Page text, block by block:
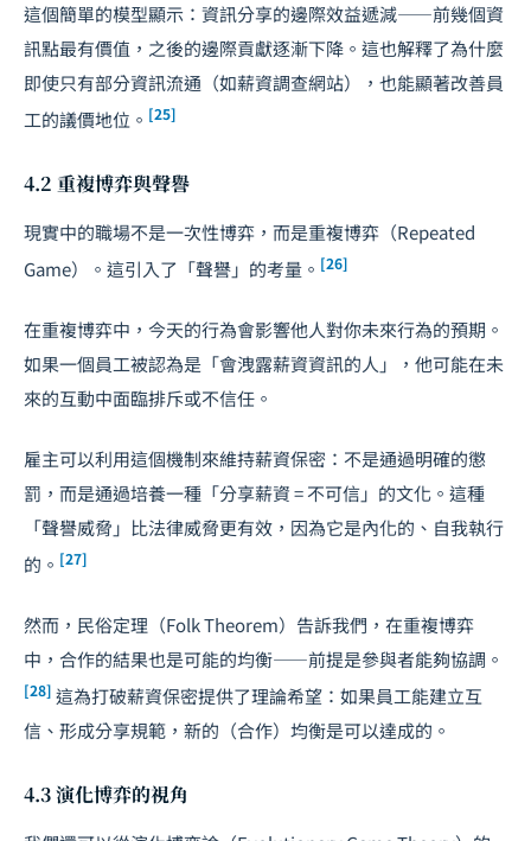
這個簡單的模型顯示：資訊分享的邊際效益遞減——前幾個資
訊點最有價值，之後的邊際貢獻逐漸下降。這也解釋了為什麼
即使只有部分資訊流通（如薪資調查網站），也能顯著改善員
工的議價地位。 [25]
4.2 重複博弈與聲譽
現實中的職場不是一次性博弈，而是重複博弈（Repeated
Game）。這引入了「聲譽」的考量。 [26]
在重複博弈中，今天的行為會影響他人對你未來行為的預期。
如果一個員工被認為是「會洩露薪資資訊的人」，他可能在未
來的互動中面臨排斥或不信任。
雇主可以利用這個機制來維持薪資保密：不是通過明確的懲
罰，而是通過培養一種「分享薪資 = 不可信」的文化。這種
「聲譽威脅」比法律威脅更有效，因為它是內化的、自我執行
的。 [27]
然而，民俗定理（Folk Theorem）告訴我們，在重複博弈
中，合作的結果也是可能的均衡——前提是參與者能夠協調。
[28] 這為打破薪資保密提供了理論希望：如果員工能建立互
信、形成分享規範，新的（合作）均衡是可以達成的。
4.3 演化博弈的視角